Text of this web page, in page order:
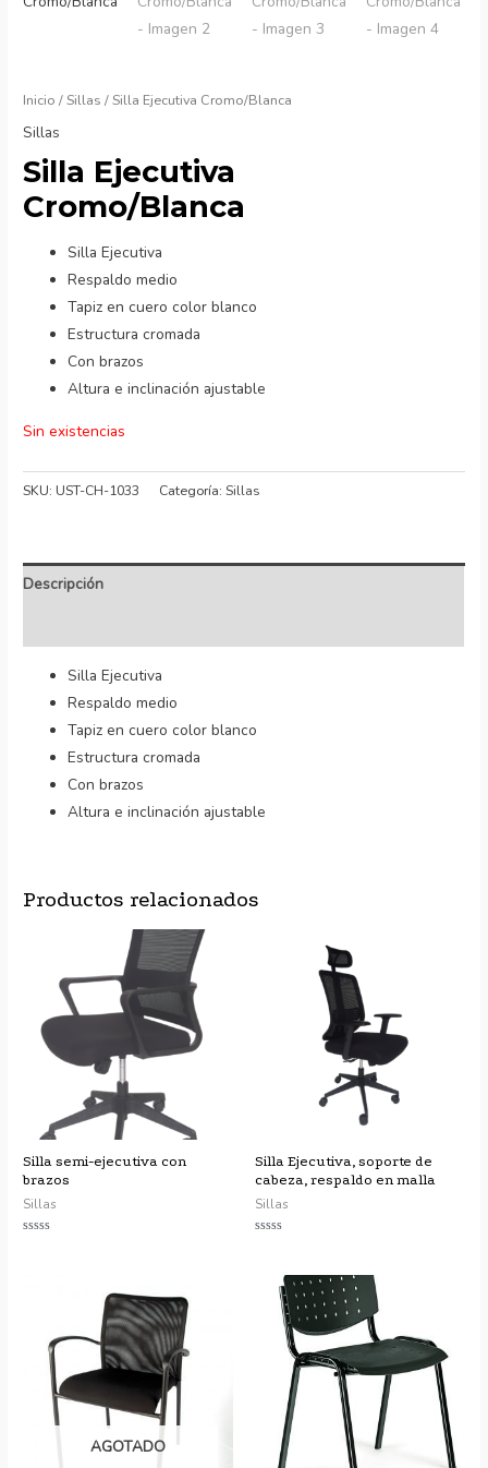
Inicio /Sillas / Silla Ejecutiva Cromo/Blanca
Sillas
Silla Ejecutiva
Cromo/Blanca
Silla Ejecutiva
Respaldo medio
Tapiz en cuero color blanco
Estructura cromada
Con brazos
Altura e inclinación ajustable
Sin existencias
SKU: UST-CH-1033 Categoría:Sillas
Descripción
Silla Ejecutiva
Respaldo medio
Tapiz en cuero color blanco
Estructura cromada
Con brazos
Altura e inclinación ajustable
Productos relacionados
Silla semi-ejecutiva con
brazos
Sillas
Silla Ejecutiva, soporte de
cabeza, respaldo en malla
Sillas
AGOTADO